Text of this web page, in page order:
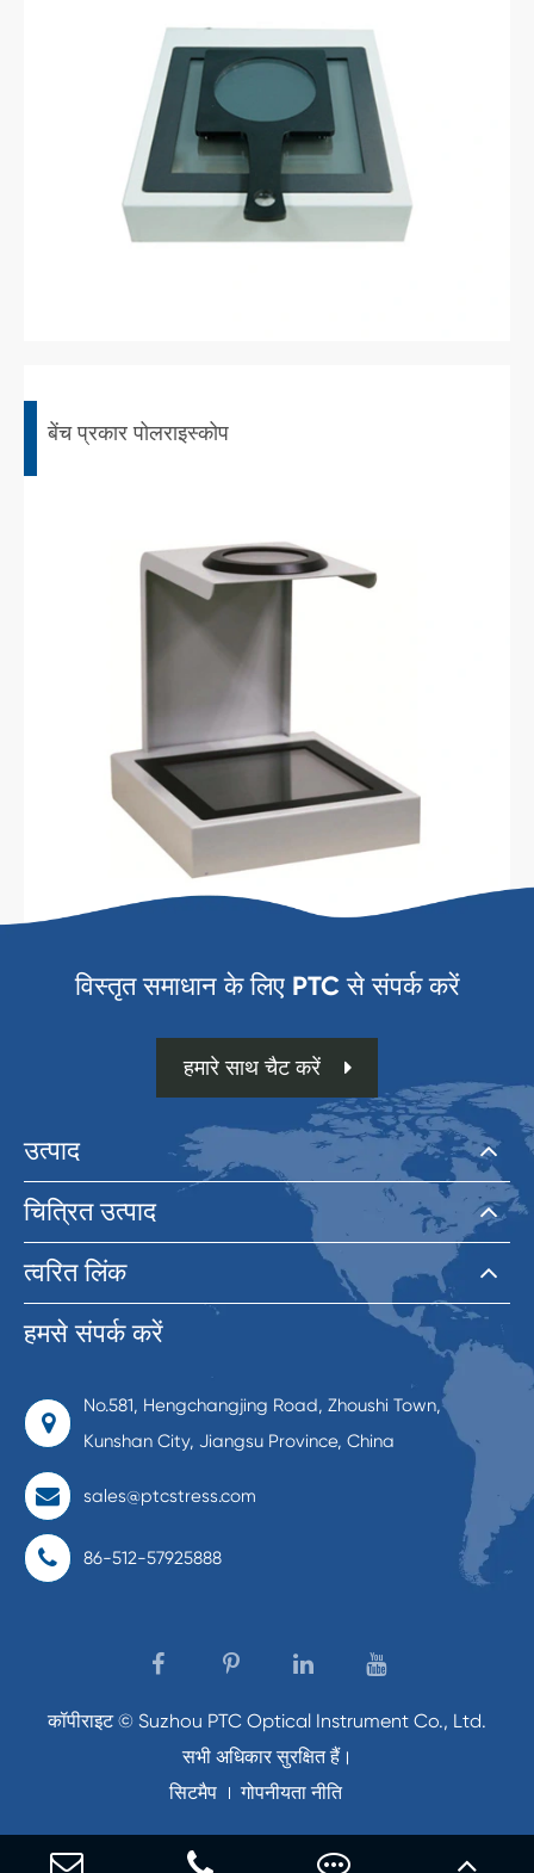
बेंच प्रकार पोलराइस्कोप
विस्तृत समाधान के लिए PTC से संपर्क करें
हमारे साथ चैट करें
उत्पाद
चित्रित उत्पाद
त्वरित लिंक
हमसे संपर्क करें
No.581, Hengchangjing Road, Zhoushi Town,
Kunshan City, Jiangsu Province, China
sales@ptcstress.com
86-512-57925888
कॉपीराइट © Suzhou PTC Optical Instrument Co., Ltd.
सभी अधिकार सुरक्षित हैं।
सिटमैप
गोपनीयता नीति